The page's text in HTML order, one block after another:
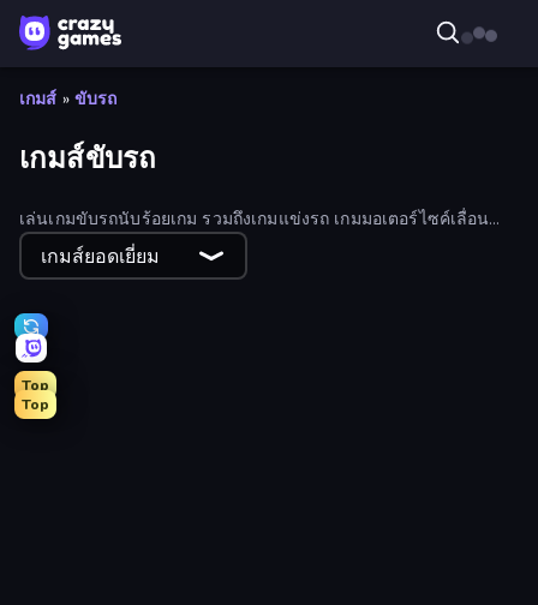
เกมส์ » ขับรถ
เกมส์ขับรถ
เล่นเกมขับรถนับร้อยเกม รวมถึงเกมแข่งรถ เกมมอเตอร์ไซค์เลื่อน
ด้านข้าง และเกมจำลองยานพาหนะ 3 มิติ
เกมส์ยอดเยี่ยม
Top
Top